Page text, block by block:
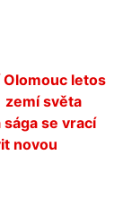
letos
zemí světa
sága se vrací
novou